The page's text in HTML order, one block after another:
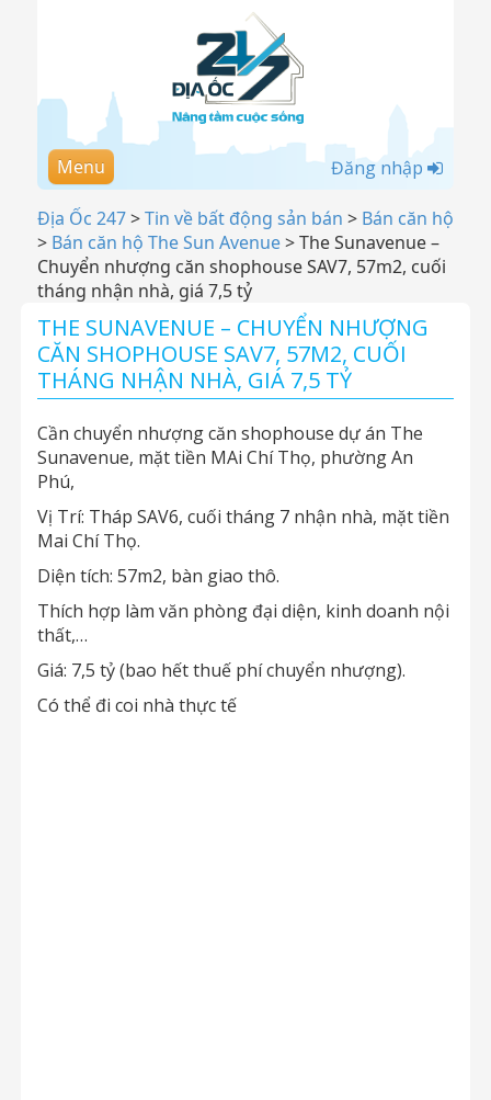
Menu Đăng nhập
Địa Ốc 247>Tin về bất động sản bán > Bán căn hộ
> Bán căn hộ The Sun Avenue>The Sunavenue –
Chuyển nhượng căn shophouse SAV7, 57m2, cuối
tháng nhận nhà, giá 7,5 tỷ
THE SUNAVENUE – CHUYỂN NHƯỢNG
CĂN SHOPHOUSE SAV7, 57M2, CUỐI
THÁNG NHẬN NHÀ, GIÁ 7,5 TỶ
Cần chuyển nhượng căn shophouse dự án The
Sunavenue, mặt tiền MAi Chí Thọ, phường An
Phú,
Vị Trí: Tháp SAV6, cuối tháng 7 nhận nhà, mặt tiền
Mai Chí Thọ.
Diện tích: 57m2, bàn giao thô.
Thích hợp làm văn phòng đại diện, kinh doanh nội
thất,…
Giá: 7,5 tỷ (bao hết thuế phí chuyển nhượng).
Có thể đi coi nhà thực tế